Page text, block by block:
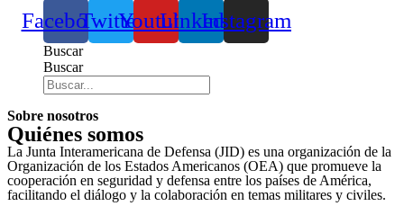
FacebookTwitterYoutubeLinkedinInstagram
Buscar
Buscar
Sobre nosotros
Quiénes somos
La Junta Interamericana de Defensa (JID) es una organización de la
Organización de los Estados Americanos (OEA) que promueve la
cooperación en seguridad y defensa entre los países de América,
facilitando el diálogo y la colaboración en temas militares y civiles.